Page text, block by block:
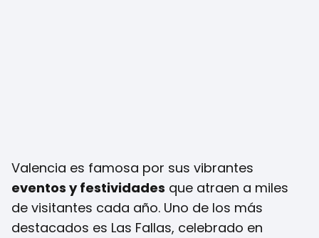
Valencia es famosa por sus vibrantes
eventos y festividades que atraen a miles
de visitantes cada año. Uno de los más
destacados es Las Fallas, celebrado en